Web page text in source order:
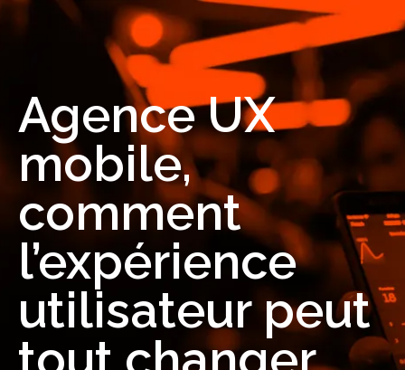
Agence UX
mobile,
comment
l’expérience
utilisateur peut